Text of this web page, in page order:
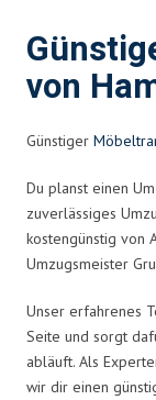
von
Günstiger
Du planst einen
zuverlässiges
kostengünstig von
Umzugsmeister
Unser erfahrenes
Seite und sorgt
abläuft. Als
wir dir einen